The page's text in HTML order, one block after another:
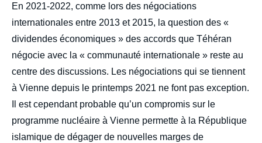
En 2021-2022, comme lors des négociations
internationales entre 2013 et 2015, la question des «
dividendes économiques » des accords que Téhéran
négocie avec la « communauté internationale » reste au
centre des discussions. Les négociations qui se tiennent
à Vienne depuis le printemps 2021 ne font pas exception.
Il est cependant probable qu’un compromis sur le
programme nucléaire à Vienne permette à la République
islamique de dégager de nouvelles marges de